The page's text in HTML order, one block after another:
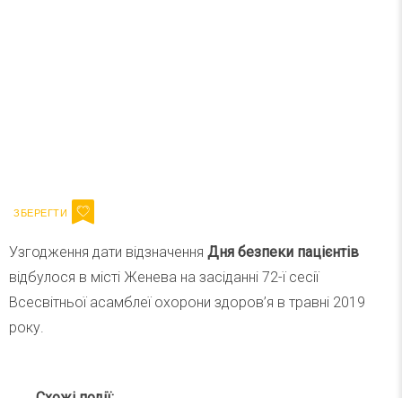
Узгодження дати відзначення Дня безпеки пацієнтів
відбулося в місті Женева на засіданні 72-ї сесії
Всесвітньої асамблеї охорони здоров’я в травні 2019
року.